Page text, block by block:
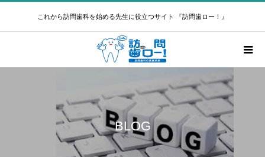
これから訪問歯科を始める先生に役立つサイト 『訪問歯ロー！』
BLOG